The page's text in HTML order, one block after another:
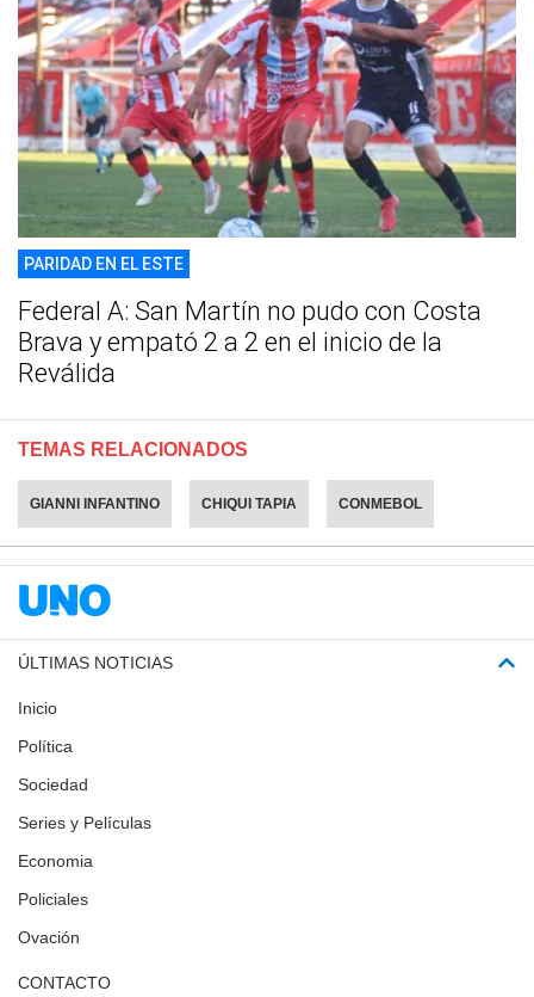
PARIDAD EN EL ESTE
Federal A: San Martín no pudo con Costa
Brava y empató 2 a 2 en el inicio de la
Reválida
TEMAS RELACIONADOS
GIANNI INFANTINO CHIQUI TAPIA CONMEBOL
ÚLTIMAS NOTICIAS
Inicio
Política
Sociedad
Series y Películas
Economia
Policiales
Ovación
CONTACTO